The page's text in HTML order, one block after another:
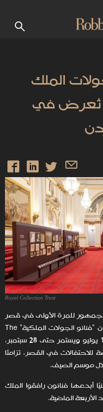
الملك
تُعرض في
Royal Collection Trust
للمرة الأولى في قصر
بكنغهام، ضمن معرض يحمل عنوان "فنانو الجولات الملكية" The
King’s Tour Artists، والذي بدأ في 10 يوليو ويستمر حتى 28 سبتمبر،
في القصر، تزامنًا
موسم الصيف.
من 70 عملاً فنيًا أبدعها فنانون رافقوا الملك
الماضية.